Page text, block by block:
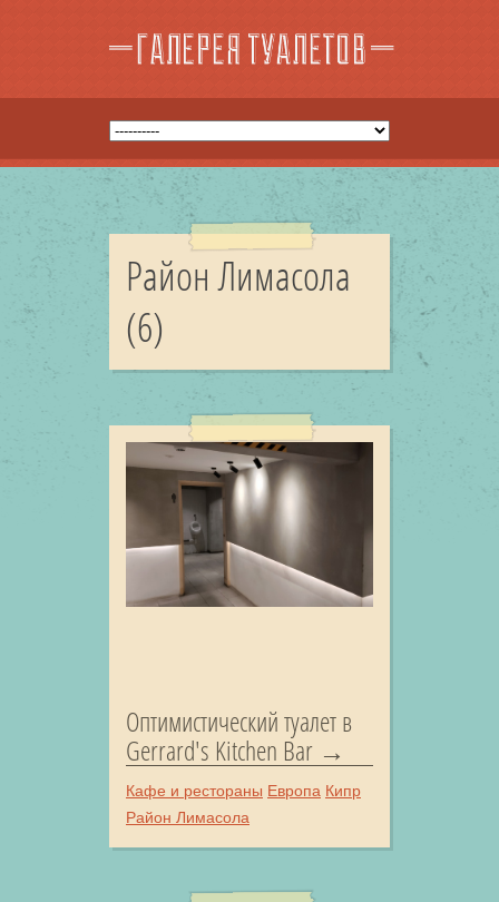
Район Лимасола
(6)
Оптимистический туалет в
Gerrard's Kitchen Bar
Кафе и рестораны Европа Кипр
Район Лимасола